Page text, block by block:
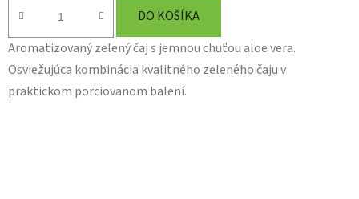
DO KOŠÍKA
Aromatizovaný zelený čaj s jemnou chuťou aloe vera.
Osviežujúca kombinácia kvalitného zeleného čaju v
praktickom porciovanom balení.